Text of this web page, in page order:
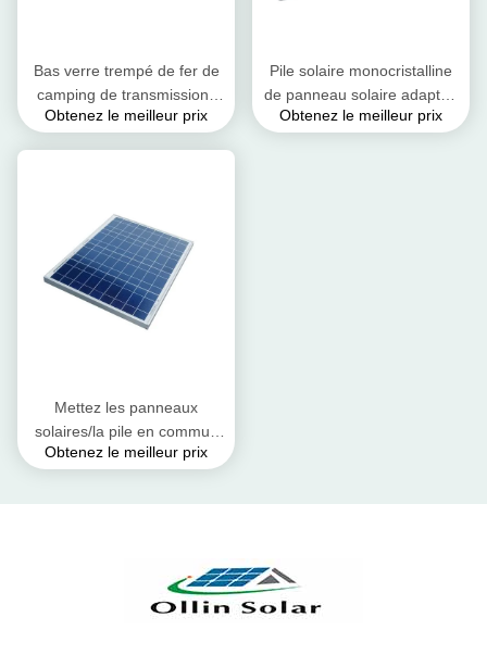
Bas verre trempé de fer de
camping de transmissions
élevées monocristallines de
Obtenez le meilleur prix
Pile solaire monocristalline
de panneau solaire adaptée
pour le système de pompe à
Obtenez le meilleur prix
Mettez les panneaux
solaires/la pile en commun
solaire panneau solaire pour
Obtenez le meilleur prix